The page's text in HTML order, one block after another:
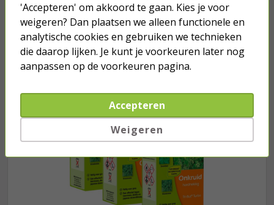
Je verwacht het niet
Turbo onkruidverdelger (Concentraat,
3x 100ml) | Ook voor je gazon!
43,50
'Accepteren' om akkoord te gaan. Kies je voor
weigeren? Dan plaatsen we alleen functionele en
analytische cookies en gebruiken we technieken
die daarop lijken. Je kunt je voorkeuren later nog
aanpassen op de voorkeuren pagina.
Accepteren
Weigeren